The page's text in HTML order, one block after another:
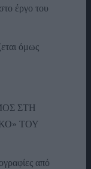
έργο του
όμως
ΣΤΗ
ΤΟΥ
από